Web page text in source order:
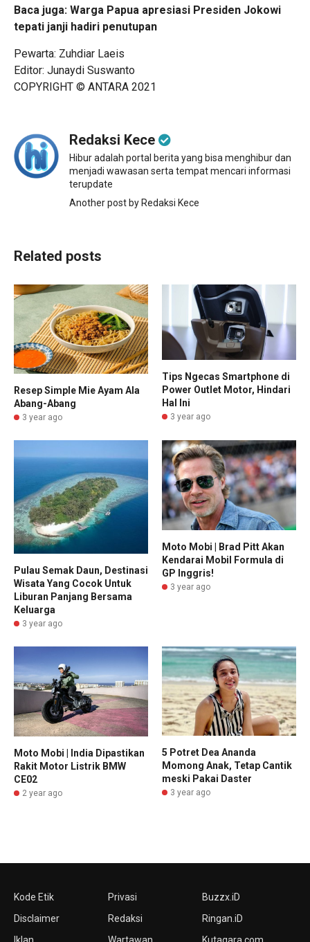
Baca juga: Warga Papua apresiasi Presiden Jokowi
tepati janji hadiri penutupan
Pewarta: Zuhdiar Laeis
Editor: Junaydi Suswanto
COPYRIGHT © ANTARA 2021
Redaksi Kece
Hibur adalah portal berita yang bisa menghibur dan
menjadi wawasan serta tempat mencari informasi
terupdate
Another post by Redaksi Kece
Related posts
Resep Simple Mie Ayam Ala
Abang-Abang
3 year ago
Tips Ngecas Smartphone di
Power Outlet Motor, Hindari
Hal Ini
3 year ago
Pulau Semak Daun, Destinasi
Wisata Yang Cocok Untuk
Liburan Panjang Bersama
Keluarga
3 year ago
Moto Mobi | Brad Pitt Akan
Kendarai Mobil Formula di
GP Inggris!
3 year ago
Moto Mobi | India Dipastikan
Rakit Motor Listrik BMW
CE02
2 year ago
5 Potret Dea Ananda
Momong Anak, Tetap Cantik
meski Pakai Daster
3 year ago
Kode Etik
Disclaimer
Iklan
Privasi
Redaksi
Wartawan
Buzzx.iD
Ringan.iD
Kutagara.com